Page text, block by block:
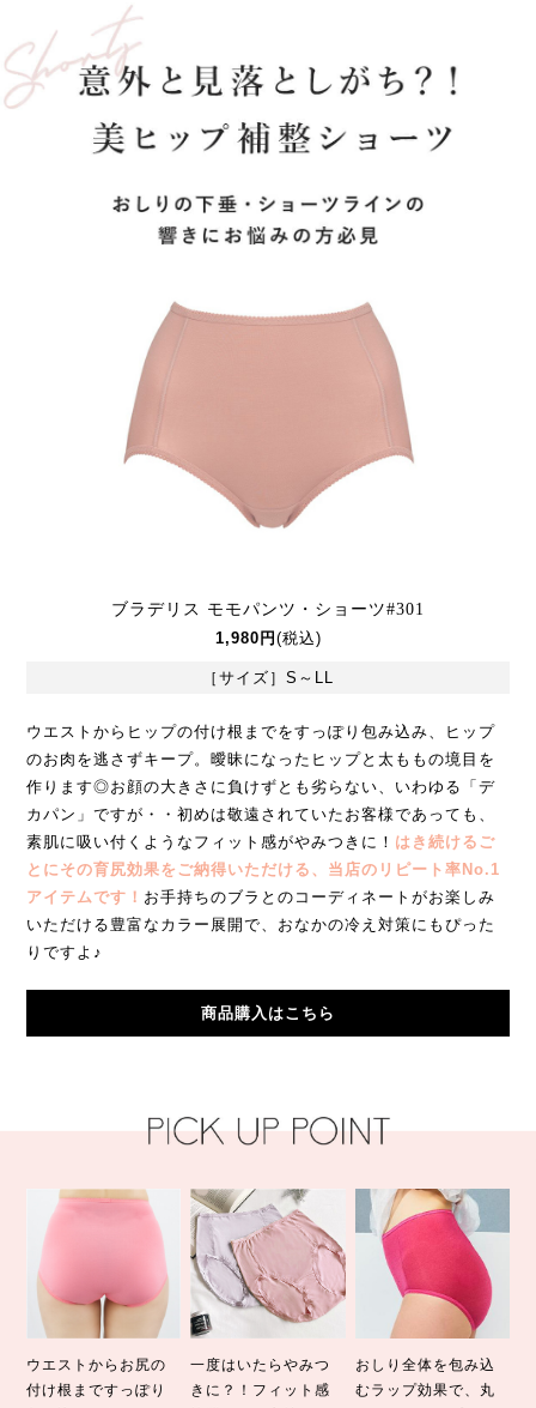
ブラデリス モモパンツ・ショーツ#301
1,980円(税込)
［サイズ］S～LL
ウエストからヒップの付け根までをすっぽり包み込み、ヒップ
のお肉を逃さずキープ。曖昧になったヒップと太ももの境目を
作ります◎お顔の大きさに負けずとも劣らない、いわゆる「デ
カパン」ですが・・初めは敬遠されていたお客様であっても、
素肌に吸い付くようなフィット感がやみつきに！ はき続けるご
とにその育尻効果をご納得いただける、当店のリピート率No.1
アイテムです！ お手持ちのブラとのコーディネートがお楽しみ
いただける豊富なカラー展開で、おなかの冷え対策にもぴった
りですよ♪
商品購入はこちら
ウエストからお尻の
付け根まですっぽり
一度はいたらやみつ
きに？！フィット感
おしり全体を包み込
むラップ効果で、丸